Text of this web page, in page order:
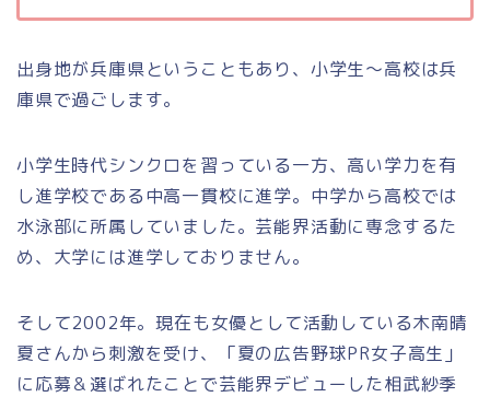
出身地が兵庫県ということもあり、小学生～高校は兵
庫県で過ごします。
小学生時代シンクロを習っている一方、高い学力を有
し進学校である中高一貫校に進学。中学から高校では
水泳部に所属していました。芸能界活動に専念するた
め、大学には進学しておりません。
そして2002年。現在も女優として活動している木南晴
夏さんから刺激を受け、「夏の広告野球PR女子高生」
に応募＆選ばれたことで芸能界デビューした相武紗季